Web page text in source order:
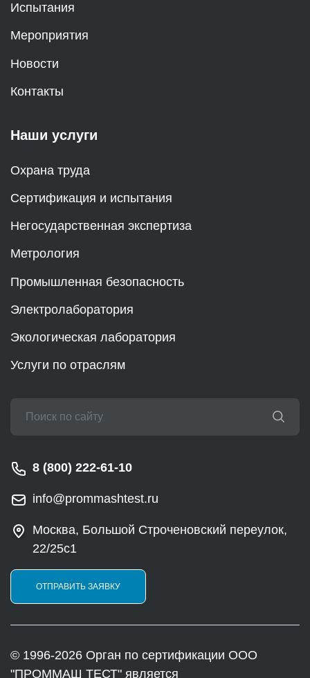
Испытания
Мероприятия
Новости
Контакты
Наши услуги
Охрана труда
Сертификация и испытания
Негосударственная экспертиза
Метрология
Промышленная безопасность
Электролаборатория
Экологическая лаборатория
Услуги по отраслям
8 (800) 222-61-10
info@prommashtest.ru
Москва, Большой Строченовский переулок,
22/25с1
ОТПРАВИТЬ ЗАЯВКУ
© 1996-2026 Орган по сертификации ООО
"ПРОММАШ ТЕСТ" является